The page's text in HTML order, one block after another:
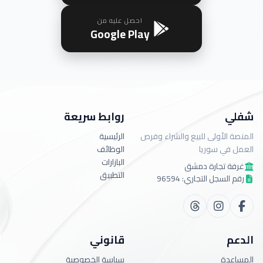
احصل عليه من
Google Play
شفلي
المنصة الأولى للبيع والشراء وفرص
العمل في سوريا
غرفة تجارة دمشق
رقم السجل التجاري: 96594
روابط سريعة
الرئيسية
الوظائف
البازارات
التطبيق
الدعم
المساعدة
قانوني
سياسة الخصوصية